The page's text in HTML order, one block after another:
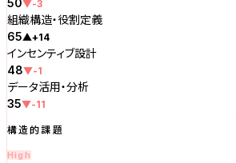
▼-3
組織構造・役割定義
65▲+14
インセンティブ設計
48▼-1
データ活用・分析
35▼-11
構造的課題
High